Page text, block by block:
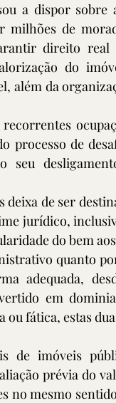
a dispor sobre
milhões de
direito real
do
além da
processo de
seu
de ser
jurídico,
do bem
quanto
adequada,
em
ou fática, estas
de imóveis
prévia do
no mesmo